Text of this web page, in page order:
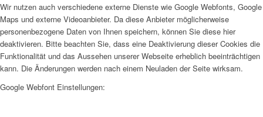
Wir nutzen auch verschiedene externe Dienste wie Google Webfonts, Google
Maps und externe Videoanbieter. Da diese Anbieter möglicherweise
personenbezogene Daten von Ihnen speichern, können Sie diese hier
deaktivieren. Bitte beachten Sie, dass eine Deaktivierung dieser Cookies die
Funktionalität und das Aussehen unserer Webseite erheblich beeinträchtigen
kann. Die Änderungen werden nach einem Neuladen der Seite wirksam.
Google Webfont Einstellungen: